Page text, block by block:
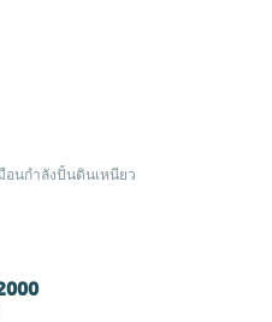
อนกำลังปั้นดินเหนียว